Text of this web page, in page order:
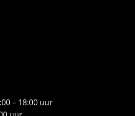
– 18:00 uur